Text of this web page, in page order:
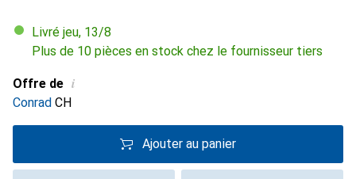
Livré jeu, 13/8
Plus de 10 pièces en stock chez le fournisseur tiers
Offre de i
Conrad CH
Ajouter au panier